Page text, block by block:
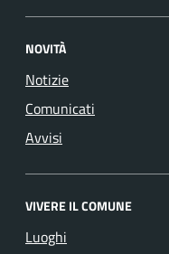
NOVITÀ
Notizie
Comunicati
Avvisi
VIVERE IL COMUNE
Luoghi